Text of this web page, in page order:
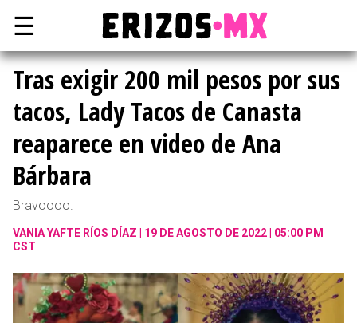
☰
Tras exigir 200 mil pesos por sus
tacos, Lady Tacos de Canasta
reaparece en video de Ana
Bárbara
Bravoooo.
VANIA YAFTE RÍOS DÍAZ
19 DE AGOSTO DE 2022 | 05:00 PM
CST